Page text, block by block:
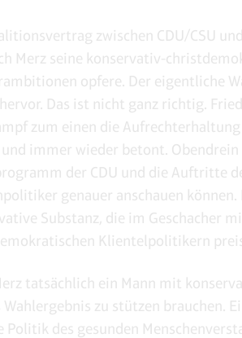
zwischen CDU/CSU
Merz seine konservativ-
opfere. Der eigentliche
Das ist nicht ganz richtig.
zum einen die
immer wieder betont. Obendrein
der CDU und die Auftritte
genauer anschauen
Substanz, die im Geschacher
Klientelpolitikern
tatsächlich ein Mann mit
Wahlergebnis zu stützen brauchen.
Politik des gesunden